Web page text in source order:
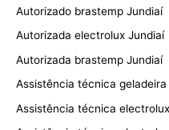
Autorizado brastemp Jundiaí
Autorizada electrolux Jundiaí
Autorizada brastemp Jundiaí
Assistência técnica geladeira
Assistência técnica